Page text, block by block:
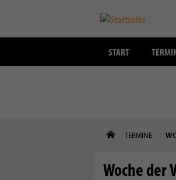
START
TERMINE
Woche der